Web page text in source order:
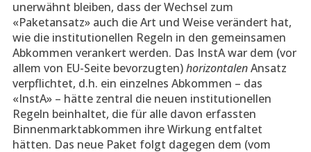
unerwähnt bleiben, dass der Wechsel zum
«Paketansatz» auch die Art und Weise verändert hat,
wie die institutionellen Regeln in den gemeinsamen
Abkommen verankert werden. Das InstA war dem (vor
allem von EU-Seite bevorzugten)horizontalenAnsatz
verpflichtet, d.h. ein einzelnes Abkommen – das
«InstA» – hätte zentral die neuen institutionellen
Regeln beinhaltet, die für alle davon erfassten
Binnenmarktabkommen ihre Wirkung entfaltet
hätten. Das neue Paket folgt dagegen dem (vom